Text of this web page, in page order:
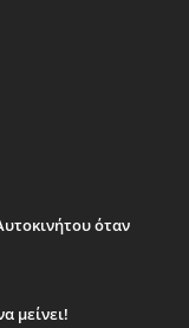
όταν
μείνει!